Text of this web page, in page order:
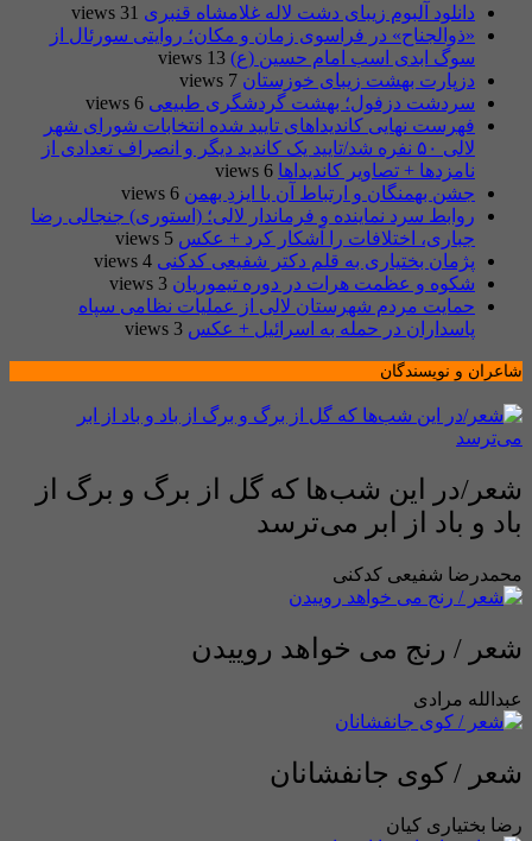
دانلود آلبوم زیبای دشت لاله غلامشاه قنبری 31 views
«ذوالجناح» در فراسوی زمان و مکان؛ روایتی سورئال از
سوگ ابدی اسب امام حسین (ع) 13 views
دزپارت بهشت زیبای خوزستان 7 views
سردشت دزفول؛ بهشت گردشگری طبیعی 6 views
فهرست نهایی کاندیداهای تایید شده انتخابات شورای شهر
لالی ۵۰ نفره شد/تایید یک کاندید دیگر و انصراف تعدادی از
نامزدها + تصاویر کاندیداها 6 views
جشن بهمنگان و ارتباط آن با ایزدِ بهمن 6 views
روابط سرد نماینده و فرماندار لالی؛ (استوری) جنجالی رضا
جباری، اختلافات را آشکار کرد + عکس 5 views
پژمان بختیاری به قلم دکتر شفیعی کدکنی 4 views
شکوه و عظمت هرات در دوره تیموریان 3 views
حمایت مردم شهرستان لالی از عملیات نظامی سپاه
پاسداران در حمله به اسرائیل + عکس 3 views
شاعران و نویسندگان
شعر/در این شب‌ها که گل از برگ و برگ از
باد و باد از ابر می‌ترسد
محمدرضا شفیعی کدکنی
شعر / رنج می خواهد روییدن
عبدالله مرادی
شعر / کوی جانفشانان
رضا بختیاری کیان